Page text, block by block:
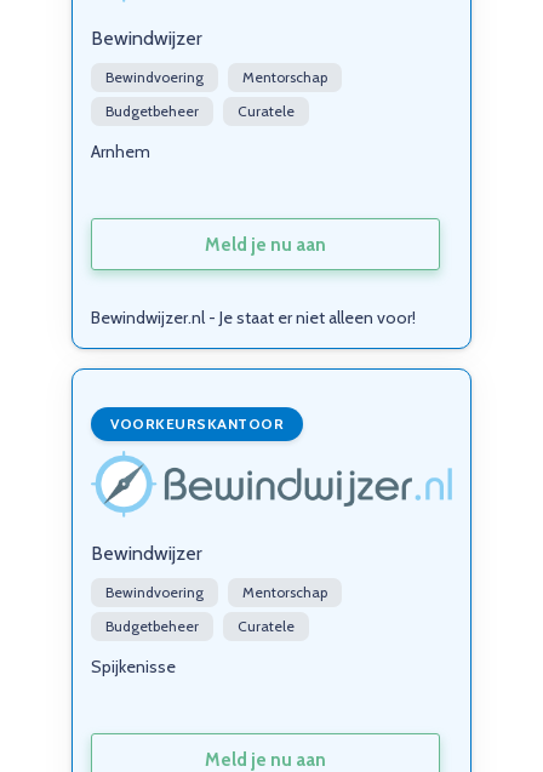
Bewindwijzer
Bewindvoering
Mentorschap
Budgetbeheer
Curatele
Arnhem
Meld je nu aan
Bewindwijzer.nl - Je staat er niet alleen voor!
VOORKEURSKANTOOR
Bewindwijzer
Bewindvoering
Mentorschap
Budgetbeheer
Curatele
Spijkenisse
Meld je nu aan